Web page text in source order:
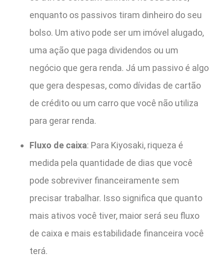
enquanto os passivos tiram dinheiro do seu
bolso. Um ativo pode ser um imóvel alugado,
uma ação que paga dividendos ou um
negócio que gera renda. Já um passivo é algo
que gera despesas, como dívidas de cartão
de crédito ou um carro que você não utiliza
para gerar renda.
Fluxo de caixa: Para Kiyosaki, riqueza é
medida pela quantidade de dias que você
pode sobreviver financeiramente sem
precisar trabalhar. Isso significa que quanto
mais ativos você tiver, maior será seu fluxo
de caixa e mais estabilidade financeira você
terá.